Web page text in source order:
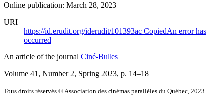
Online publication: March 28, 2023
URI
https://id.erudit.org/iderudit/101393ac CopiedAn error has
occurred
An article of the journal Ciné-Bulles
Volume 41, Number 2, Spring 2023, p. 14–18
Tous droits réservés © Association des cinémas parallèles du Québec, 2023